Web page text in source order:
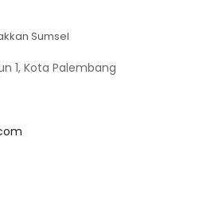
Sumsel
1, Kota Palembang